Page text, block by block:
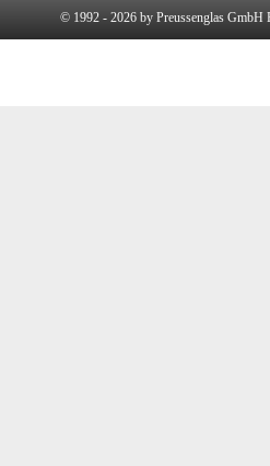
© 1992 - 2026 by Preussenglas GmbH